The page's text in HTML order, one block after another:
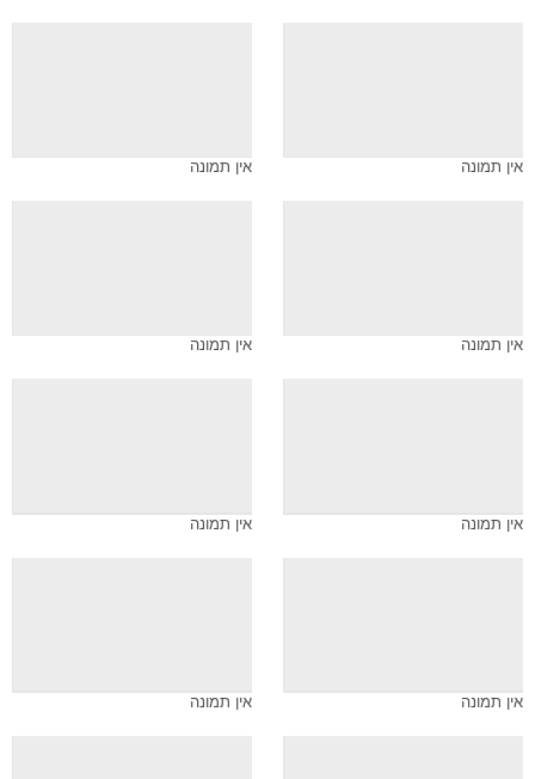
אין תמונה אין תמונה
אין תמונה אין תמונה
אין תמונה אין תמונה
אין תמונה אין תמונה